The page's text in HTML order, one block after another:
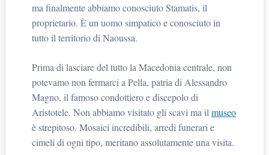
ma finalmente abbiamo conosciuto Stamatis, il
proprietario. È un uomo simpatico e conosciuto in
tutto il territorio di Naoussa.
Prima di lasciare del tutto la Macedonia centrale, non
potevamo non fermarci a Pella, patria di Alessandro
Magno, il famoso condottiero e discepolo di
Aristotele. Non abbiamo visitato gli scavi ma il museo
è strepitoso. Mosaici incredibili, arredi funerari e
cimeli di ogni tipo, meritano assolutamente una visita.